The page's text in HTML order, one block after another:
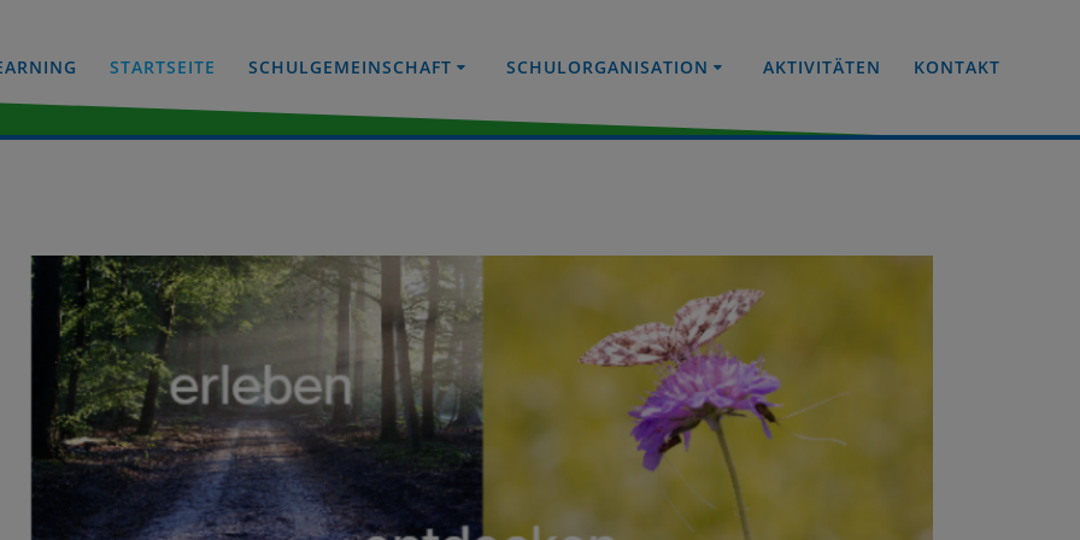
STARTSEITE SCHULGEMEINSCHAFT SCHULORGANISATION AKTIVITÄTEN KONTAKT